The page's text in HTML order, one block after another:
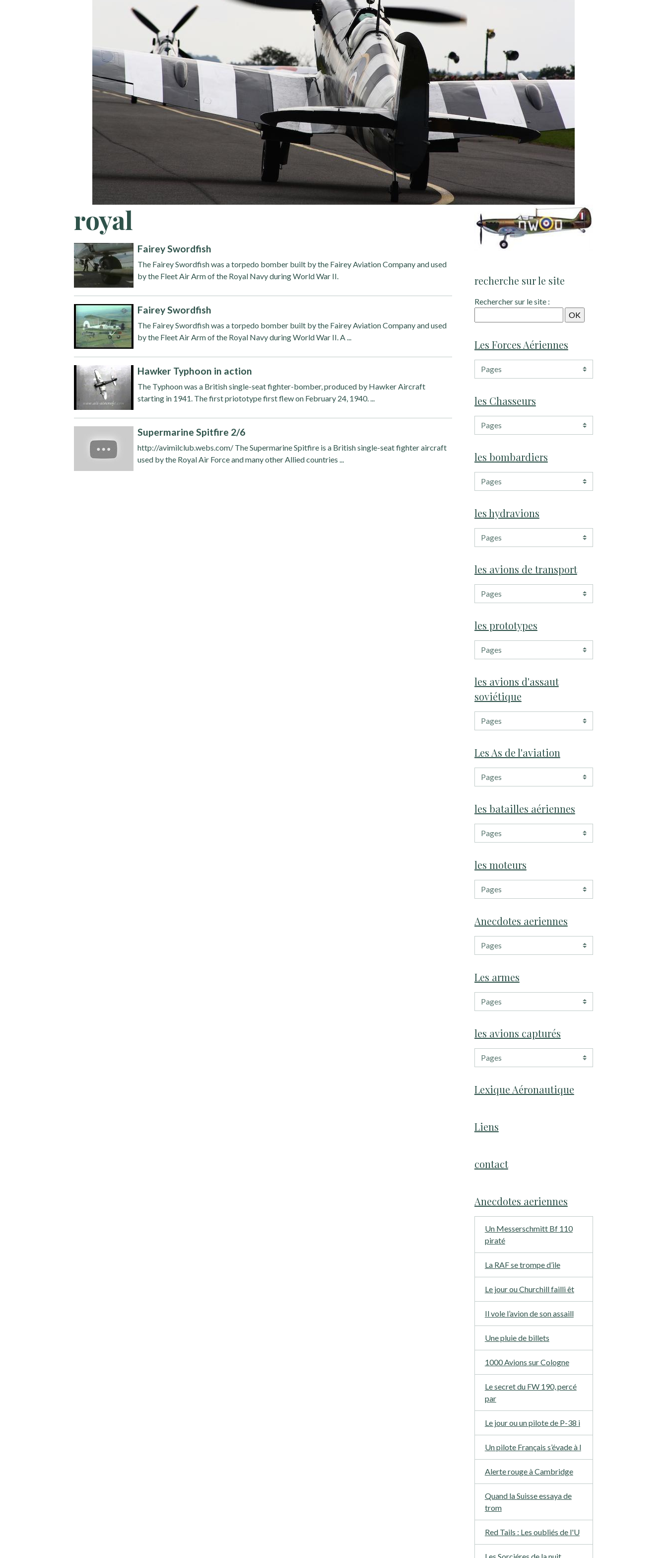
royal
Fairey Swordfish
The Fairey Swordfish was a torpedo bomber built by the Fairey Aviation Company and used
by the Fleet Air Arm of the Royal Navy during World War II.
Fairey Swordfish
The Fairey Swordfish was a torpedo bomber built by the Fairey Aviation Company and used
by the Fleet Air Arm of the Royal Navy during World War II. A ...
Hawker Typhoon in action
The Typhoon was a British single-seat fighter-bomber, produced by Hawker Aircraft
starting in 1941. The first priototype first flew on February 24, 1940. ...
Supermarine Spitfire 2/6
http://avimilclub.webs.com/ The Supermarine Spitfire is a British single-seat fighter aircraft
used by the Royal Air Force and many other Allied countries ...
recherche sur le site
Rechercher sur le site :
Les Forces Aériennes
les Chasseurs
les bombardiers
les hydravions
les avions de transport
les prototypes
les avions d'assaut
soviétique
Les As de l'aviation
les batailles aériennes
les moteurs
Anecdotes aeriennes
Les armes
les avions capturés
Lexique Aéronautique
Liens
contact
Anecdotes aeriennes
Un Messerschmitt Bf 110
piraté
La RAF se trompe d’ile
Le jour ou Churchill failli êt
Il vole l’avion de son assaill
Une pluie de billets
1000 Avions sur Cologne
Le secret du FW 190, percé
par
Le jour ou un pilote de P-38 i
Un pilote Français s’évade à l
Alerte rouge à Cambridge
Quand la Suisse essaya de
trom
Red Tails : Les oubliés de l'U